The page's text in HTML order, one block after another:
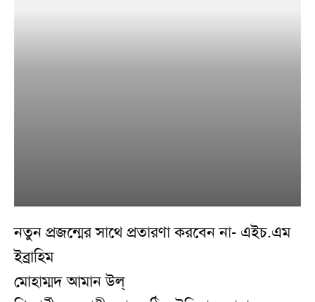
নতুন প্রজন্মের সাথে প্রতারণা করবেন না- এইচ.এম
ইব্রাহিম
মোহাম্মদ আমান উল্